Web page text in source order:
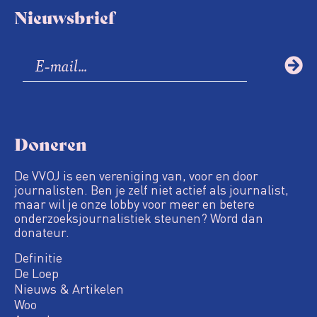
Nieuwsbrief
Doneren
De VVOJ is een vereniging van, voor en door
journalisten. Ben je zelf niet actief als journalist,
maar wil je onze lobby voor meer en betere
onderzoeksjournalistiek steunen? Word dan
donateur.
Definitie
De Loep
Nieuws & Artikelen
Woo